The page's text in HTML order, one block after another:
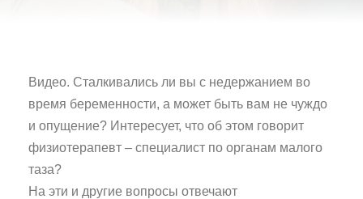
Видео. Сталкивались ли вы с недержанием во
время беременности, а может быть вам не чуждо
и опущение? Интересует, что об этом говорит
физиотерапевт – специалист по органам малого
таза?
На эти и другие вопросы отвечают